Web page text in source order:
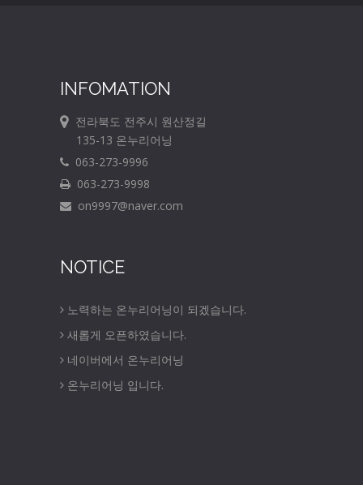
INFOMATION
전라북도 전주시 원산정길
135-13 온누리어닝
063-273-9996
063-273-9998
on9997@naver.com
NOTICE
노력하는 온누리어닝이 되겠습니다.
새롭게 오픈하였습니다.
네이버에서 온누리어닝
온누리어닝 입니다.